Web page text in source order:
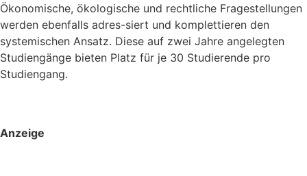
Ökonomische, ökologische und rechtliche Fragestellungen
werden ebenfalls adres-siert und komplettieren den
systemischen Ansatz. Diese auf zwei Jahre angelegten
Studiengänge bieten Platz für je 30 Studierende pro
Studiengang.
Anzeige